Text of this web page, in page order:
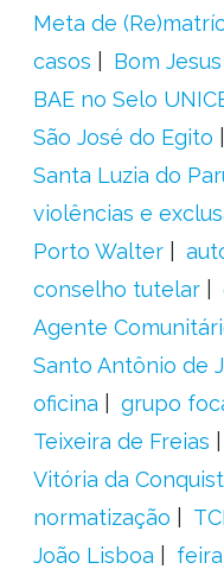
Meta de
casos
Bom
BAE no Selo
São José do Egito
Santa Luzia do
violências e
Porto Walter
conselho tutelar
Agente
Santo Antônio de
oficina
grupo
Teixeira de Freias
Vitória da
normatização
João Lisboa